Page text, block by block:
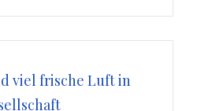
viel frische Luft in